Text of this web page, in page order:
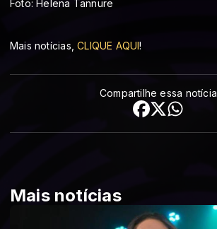
Foto: Helena Tannure
Mais notícias,CLIQUE AQUI!
Compartilhe essa notícia
Mais notícias